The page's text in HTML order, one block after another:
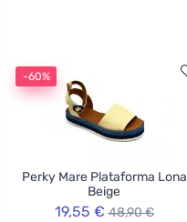
-60%
Perky Mare Plataforma Lona
Beige
19,55 € 48,90 €